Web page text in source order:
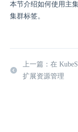
本节介绍如何使用主
集群标签。
上一篇：在
扩展资源管理